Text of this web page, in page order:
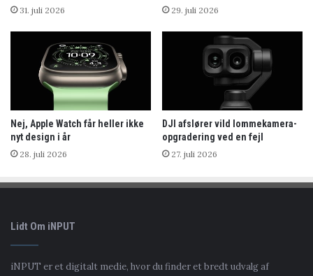
31. juli 2026 29. juli 2026
Nej, Apple Watch får heller ikke
nyt design i år
28. juli 2026
DJI afslører vild lommekamera-
opgradering ved en fejl
27. juli 2026
Lidt Om iNPUT
iNPUT er et digitalt medie, hvor du finder et bredt udvalg af